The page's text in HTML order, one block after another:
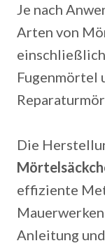
Je nach
Arten von
Fugenmörtel
Die
effiziente
Anleitung